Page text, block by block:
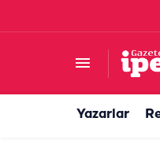
Yazarlar